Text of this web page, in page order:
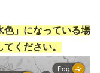
色」になっている場
ください。